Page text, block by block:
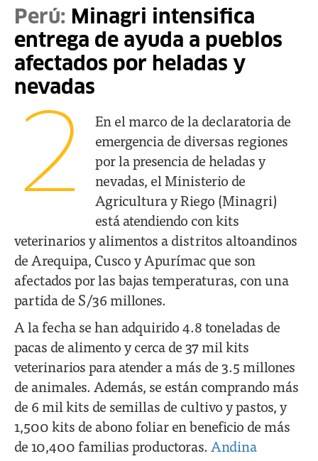
Perú: Minagri intensifica
entrega de ayuda a pueblos
afectados por heladas y
nevadas
2
En el marco de la declaratoria de
emergencia de diversas regiones
por la presencia de heladas y
nevadas, el Ministerio de
Agricultura y Riego (Minagri)
está atendiendo con kits
veterinarios y alimentos a distritos altoandinos
de Arequipa, Cusco y Apurímac que son
afectados por las bajas temperaturas, con una
partida de S/36 millones.
A la fecha se han adquirido 4.8 toneladas de
pacas de alimento y cerca de 37 mil kits
veterinarios para atender a más de 3.5 millones
de animales. Además, se están comprando más
de 6 mil kits de semillas de cultivo y pastos, y
1,500 kits de abono foliar en beneficio de más
de 10,400 familias productoras. Andina